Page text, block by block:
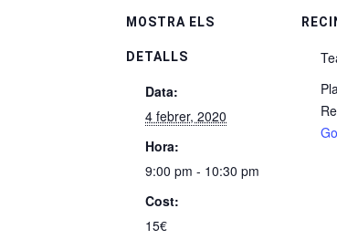
MOSTRA ELS
DETALLS
Data:
4 febrer, 2020
Hora:
9:00 pm - 10:30 pm
Cost:
15€